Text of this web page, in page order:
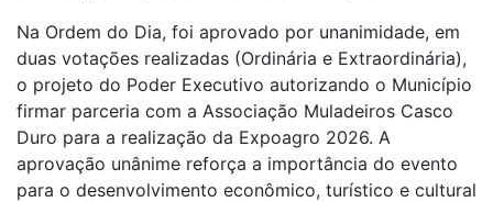
Na Ordem do Dia, foi aprovado por unanimidade, em
duas votações realizadas (Ordinária e Extraordinária),
o projeto do Poder Executivo autorizando o Município
firmar parceria com a Associação Muladeiros Casco
Duro para a realização da Expoagro 2026. A
aprovação unânime reforça a importância do evento
para o desenvolvimento econômico, turístico e cultural